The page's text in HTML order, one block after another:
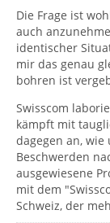
Die Frage ist
auch
identischer
mir das genau
bohren ist
Swisscom
kämpft mit
dagegen an,
Beschwerden
ausgewiesene
mit dem
Schweiz, der